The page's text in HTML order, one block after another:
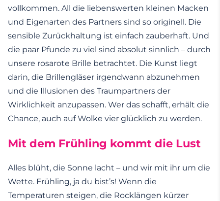
vollkommen. All die liebenswerten kleinen Macken
und Eigenarten des Partners sind so originell. Die
sensible Zurückhaltung ist einfach zauberhaft. Und
die paar Pfunde zu viel sind absolut sinnlich – durch
unsere rosarote Brille betrachtet. Die Kunst liegt
darin, die Brillengläser irgendwann abzunehmen
und die Illusionen des Traumpartners der
Wirklichkeit anzupassen. Wer das schafft, erhält die
Chance, auch auf Wolke vier glücklich zu werden.
Mit dem Frühling kommt die Lust
Alles blüht, die Sonne lacht – und wir mit ihr um die
Wette. Frühling, ja du bist’s! Wenn die
Temperaturen steigen, die Rocklängen kürzer